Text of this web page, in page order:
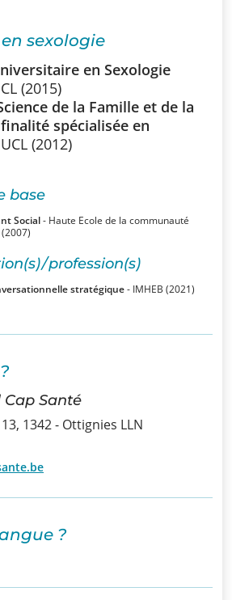
de
sexologie
en Sexologie
(2015)
de la Famille et de la
spécialisée en
(2012)
base
Social- Haute Ecole de la communauté
/ profession(s)
stratégique- IMHEB (2021)
Santé
1342 - Ottignies LLN
?